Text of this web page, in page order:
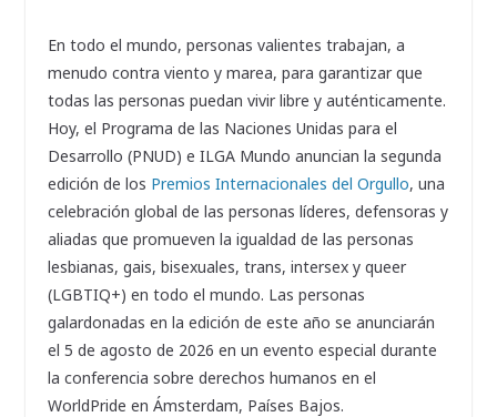
En todo el mundo, personas valientes trabajan, a
menudo contra viento y marea, para garantizar que
todas las personas puedan vivir libre y auténticamente.
Hoy, el Programa de las Naciones Unidas para el
Desarrollo (PNUD) e ILGA Mundo anuncian la segunda
edición de los Premios Internacionales del Orgullo, una
celebración global de las personas líderes, defensoras y
aliadas que promueven la igualdad de las personas
lesbianas, gais, bisexuales, trans, intersex y queer
(LGBTIQ+) en todo el mundo. Las personas
galardonadas en la edición de este año se anunciarán
el 5 de agosto de 2026 en un evento especial durante
la conferencia sobre derechos humanos en el
WorldPride en Ámsterdam, Países Bajos.